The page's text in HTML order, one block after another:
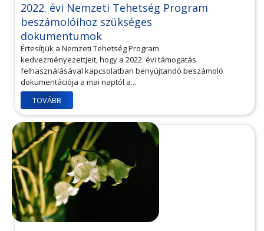
2022. évi Nemzeti Tehetség Program
beszámolóihoz szükséges
dokumentumok
Értesítjük a Nemzeti Tehetség Program
kedvezményezettjeit, hogy a 2022. évi támogatás
felhasználásával kapcsolatban benyújtandó beszámoló
dokumentációja a mai naptól a...
TOVÁBB